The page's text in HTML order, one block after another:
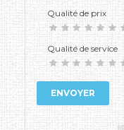
Qualité de prix
Qualité de service
ENVOYER